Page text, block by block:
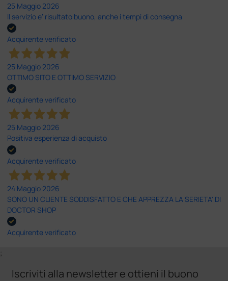
25 Maggio 2026
Il servizio e’ risultato buono, anche i tempi di consegna
Acquirente verificato
25 Maggio 2026
OTTIMO SITO E OTTIMO SERVIZIO
Acquirente verificato
25 Maggio 2026
Positiva esperienza di acquisto
Acquirente verificato
24 Maggio 2026
SONO UN CLIENTE SODDISFATTO E CHE APPREZZA LA SERIETA' DI
DOCTOR SHOP
Acquirente verificato
;
Iscriviti alla newsletter e ottieni il buono